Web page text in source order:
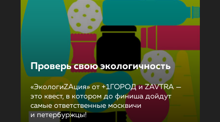
Проверь свою экологичность
«ЭкологиZAция» от +1ГОРОД и ZAVTRA —
это квест, в котором до финиша дойдут
самые ответственные москвичи
и петербуржцы!